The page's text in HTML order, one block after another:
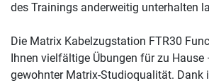
des Trainings anderweitig unterhalten
Die Matrix Kabelzugstation FTR30
Ihnen vielfältige Übungen für zu Hause
gewohnter Matrix-Studioqualität. Dank